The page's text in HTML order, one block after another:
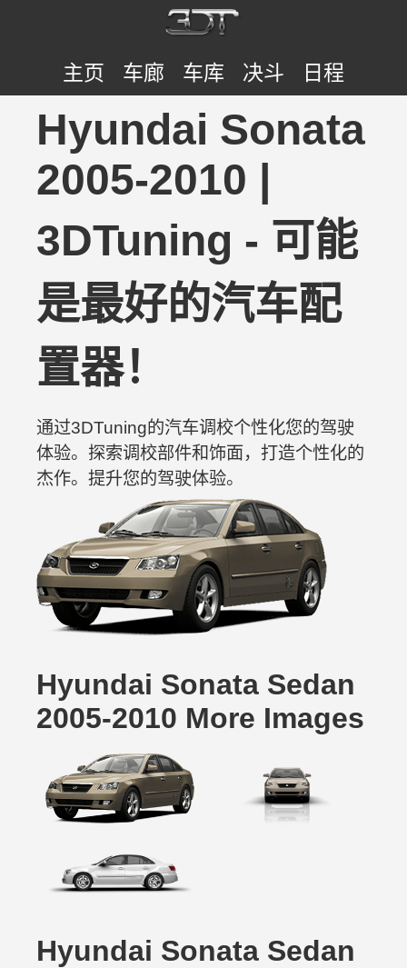
主页 车廊 车库 决斗 日程
Hyundai Sonata
2005-2010 |
3DTuning - 可能
是最好的汽车配
置器！
通过3DTuning的汽车调校个性化您的驾驶
体验。探索调校部件和饰面，打造个性化的
杰作。提升您的驾驶体验。
Hyundai Sonata Sedan
2005-2010 More Images
Hyundai Sonata Sedan